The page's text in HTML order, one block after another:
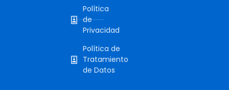
Política
de
Privacidad
Política de
Tratamiento
de Datos